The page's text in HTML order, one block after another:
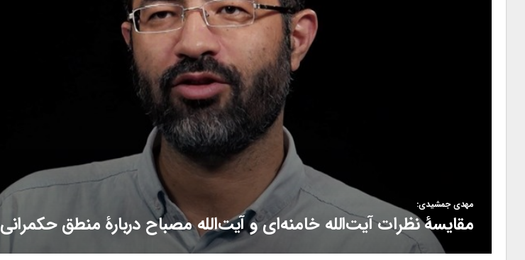
مهدی جمشیدی:
مقایسۀ نظرات آیت‌الله خامنه‌ای و آیت‌الله مصباح دربارۀ منطق حکمرانی